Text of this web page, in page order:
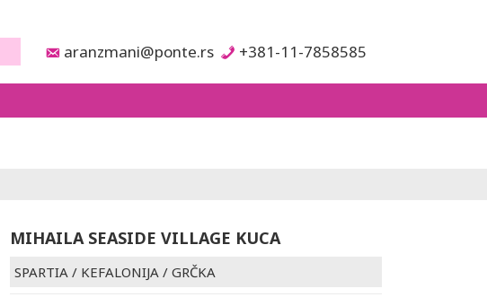
aranzmani@ponte.rs +381-11-7858585
MIHAILA SEASIDE VILLAGE KUCA
SPARTIA / KEFALONIJA / GRČKA